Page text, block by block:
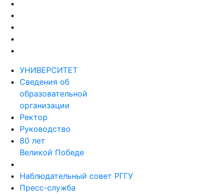
УНИВЕРСИТЕТ
Сведения об
образовательной
организации
Ректор
Руководство
80 лет
Великой Победе
Наблюдательный совет РГГУ
Пресс-служба